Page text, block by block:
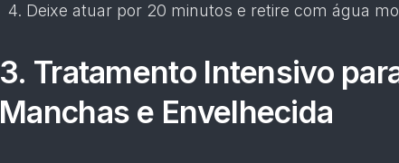
Deixe atuar por 20 minutos e retire com água
3. Tratamento Intensivo
Manchas e Envelhecida